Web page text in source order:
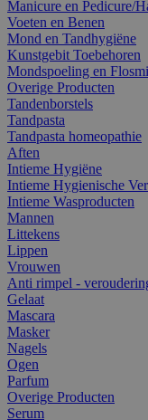
Manicure en Pedicure/
Voeten en Benen
Mond en Tandhygiëne
Kunstgebit Toebehoren
Mondspoeling en
Overige Producten
Tandenborstels
Tandpasta
Tandpasta homeopathie
Aften
Intieme Hygiëne
Intieme Hygienische
Intieme Wasproducten
Mannen
Littekens
Lippen
Vrouwen
Anti rimpel -
Gelaat
Mascara
Masker
Nagels
Ogen
Parfum
Overige Producten
Serum